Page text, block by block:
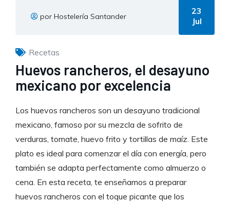
por Hostelería Santander
23
Jul
Recetas
Huevos rancheros, el desayuno
mexicano por excelencia
Los huevos rancheros son un desayuno tradicional
mexicano, famoso por su mezcla de sofrito de
verduras, tomate, huevo frito y tortillas de maíz. Este
plato es ideal para comenzar el día con energía, pero
también se adapta perfectamente como almuerzo o
cena. En esta receta, te enseñamos a preparar
huevos rancheros con el toque picante que los